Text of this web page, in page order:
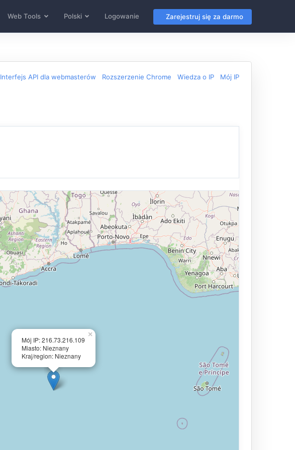
Web Tools Polski Logowanie Zarejestruj się za darmo
Interfejs API dla webmasterów Rozszerzenie Chrome Wiedza o IP Mój IP
Mój IP: 216.73.216.109
Miasto: Nieznany
Kraj/region: Nieznany
×